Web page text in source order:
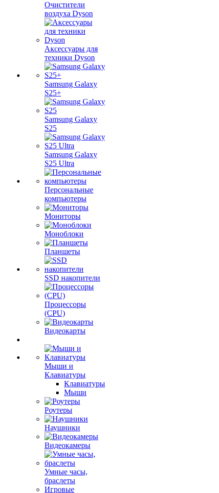
Очистители
воздуха Dyson
Аксессуары для
техники Dyson
Samsung Galaxy
S25+
Samsung Galaxy
S25
Samsung Galaxy
S25 Ultra
Персональные
компьютеры
Мониторы
Моноблоки
Планшеты
SSD накопители
Процессоры
(CPU)
Видеокарты
Мыши и
Клавиатуры
Клавиатуры
Мыши
Роутеры
Наушники
Видеокамеры
Умные часы,
браслеты
Игровые